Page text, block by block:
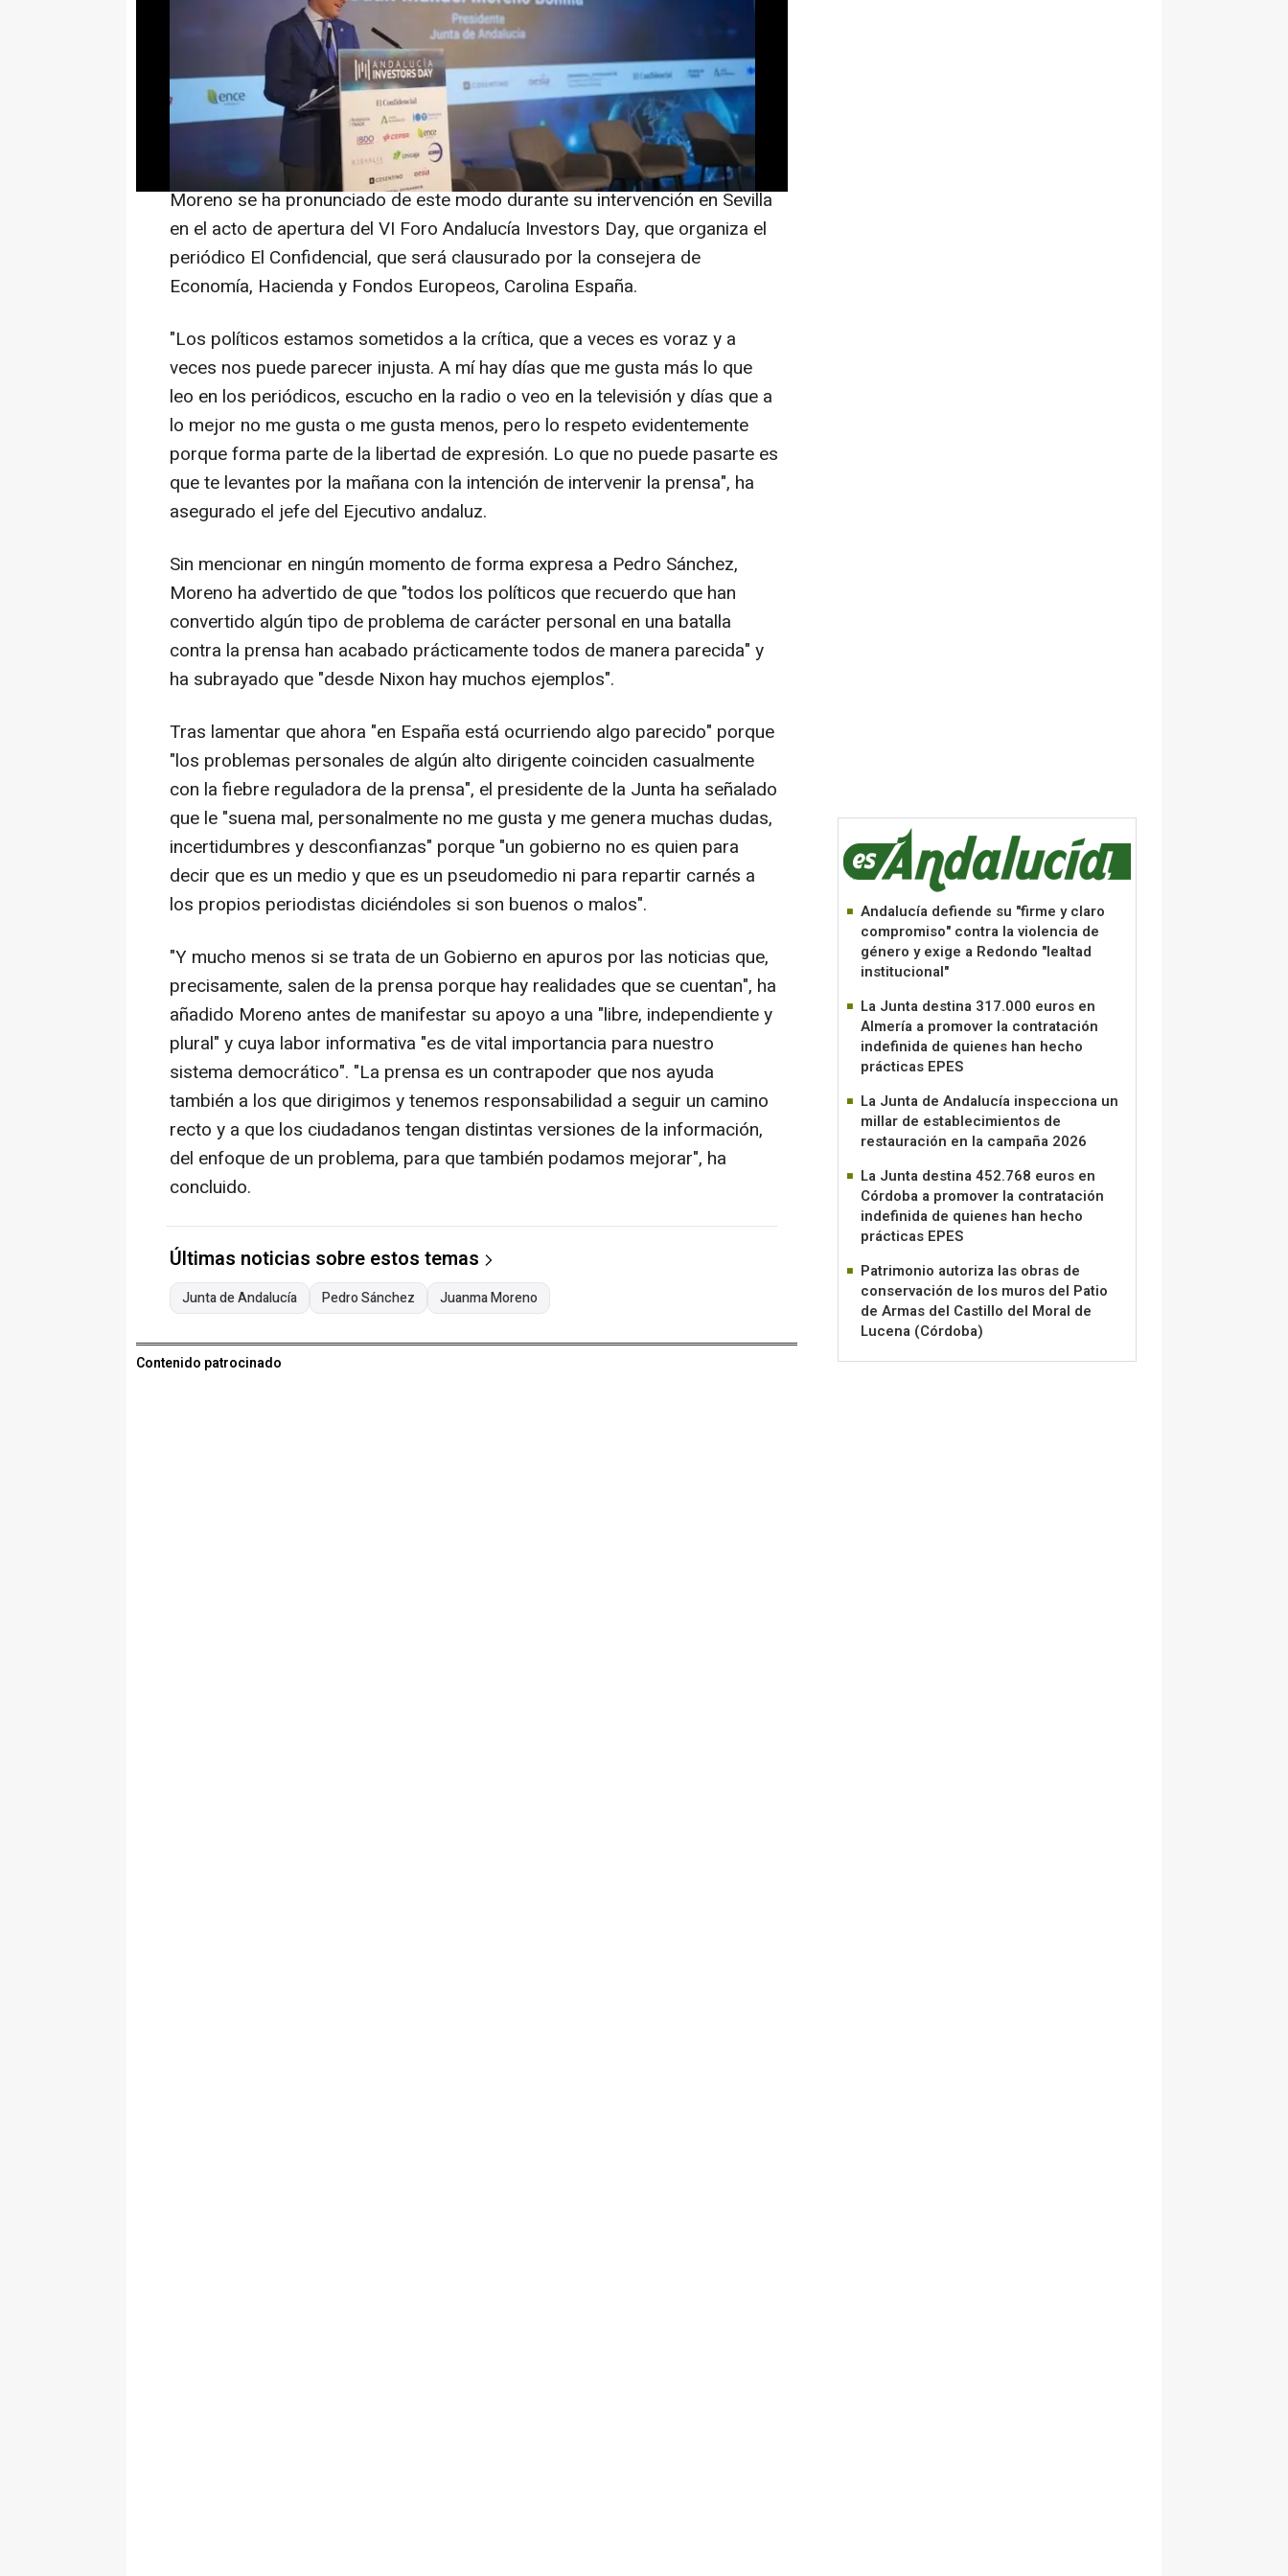
miércoles la "fiebre reguladora" emprendida por el Gobierno de Pedro
Sánchez con las medidas relativas a los medios de comunicación incluidas
en el denominado Plan de Acción por la Democracia y ha alertado sobre el
riesgo de convertir "problemas personales" en una "batalla contra la
Moreno se ha pronunciado de este modo durante su intervención en Sevilla
en el acto de apertura del VI Foro Andalucía Investors Day, que organiza el
periódico El Confidencial, que será clausurado por la consejera de
Economía, Hacienda y Fondos Europeos, Carolina España.
"Los políticos estamos sometidos a la crítica, que a veces es voraz y a
veces nos puede parecer injusta. A mí hay días que me gusta más lo que
leo en los periódicos, escucho en la radio o veo en la televisión y días que a
lo mejor no me gusta o me gusta menos, pero lo respeto evidentemente
porque forma parte de la libertad de expresión. Lo que no puede pasarte es
que te levantes por la mañana con la intención de intervenir la prensa", ha
asegurado el jefe del Ejecutivo andaluz.
Sin mencionar en ningún momento de forma expresa a Pedro Sánchez,
Moreno ha advertido de que "todos los políticos que recuerdo que han
convertido algún tipo de problema de carácter personal en una batalla
contra la prensa han acabado prácticamente todos de manera parecida" y
ha subrayado que "desde Nixon hay muchos ejemplos".
Tras lamentar que ahora "en España está ocurriendo algo parecido" porque
"los problemas personales de algún alto dirigente coinciden casualmente
con la fiebre reguladora de la prensa", el presidente de la Junta ha señalado
que le "suena mal, personalmente no me gusta y me genera muchas dudas,
incertidumbres y desconfianzas" porque "un gobierno no es quien para
decir que es un medio y que es un pseudomedio ni para repartir carnés a
los propios periodistas diciéndoles si son buenos o malos".
"Y mucho menos si se trata de un Gobierno en apuros por las noticias que,
precisamente, salen de la prensa porque hay realidades que se cuentan", ha
añadido Moreno antes de manifestar su apoyo a una "libre, independiente y
plural" y cuya labor informativa "es de vital importancia para nuestro
sistema democrático". "La prensa es un contrapoder que nos ayuda
también a los que dirigimos y tenemos responsabilidad a seguir un camino
recto y a que los ciudadanos tengan distintas versiones de la información,
del enfoque de un problema, para que también podamos mejorar", ha
concluido.
Últimas noticias sobre estos temas
Junta de Andalucía Pedro Sánchez Juanma Moreno
Contenido patrocinado
Andalucía defiende su "firme y claro
compromiso" contra la violencia de
género y exige a Redondo "lealtad
institucional"
La Junta destina 317.000 euros en
Almería a promover la contratación
indefinida de quienes han hecho
prácticas EPES
La Junta de Andalucía inspecciona un
millar de establecimientos de
restauración en la campaña 2026
La Junta destina 452.768 euros en
Córdoba a promover la contratación
indefinida de quienes han hecho
prácticas EPES
Patrimonio autoriza las obras de
conservación de los muros del Patio
de Armas del Castillo del Moral de
Lucena (Córdoba)